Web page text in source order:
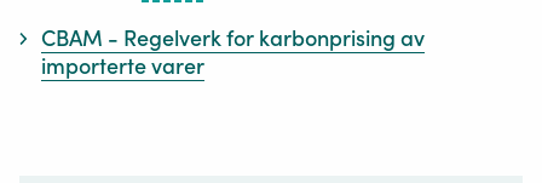
karbonprising
av
CBAM - Regelverk for karbonprising av
importerte varer